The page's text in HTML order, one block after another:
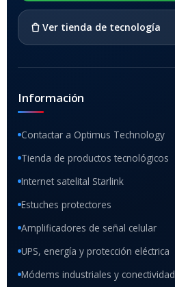
Ver tienda de tecnología
Información
Contactar a Optimus Technology
Tienda de productos tecnológicos
Internet satelital Starlink
Estuches protectores
Amplificadores de señal celular
UPS, energía y protección eléctrica
Módems industriales y conectividad